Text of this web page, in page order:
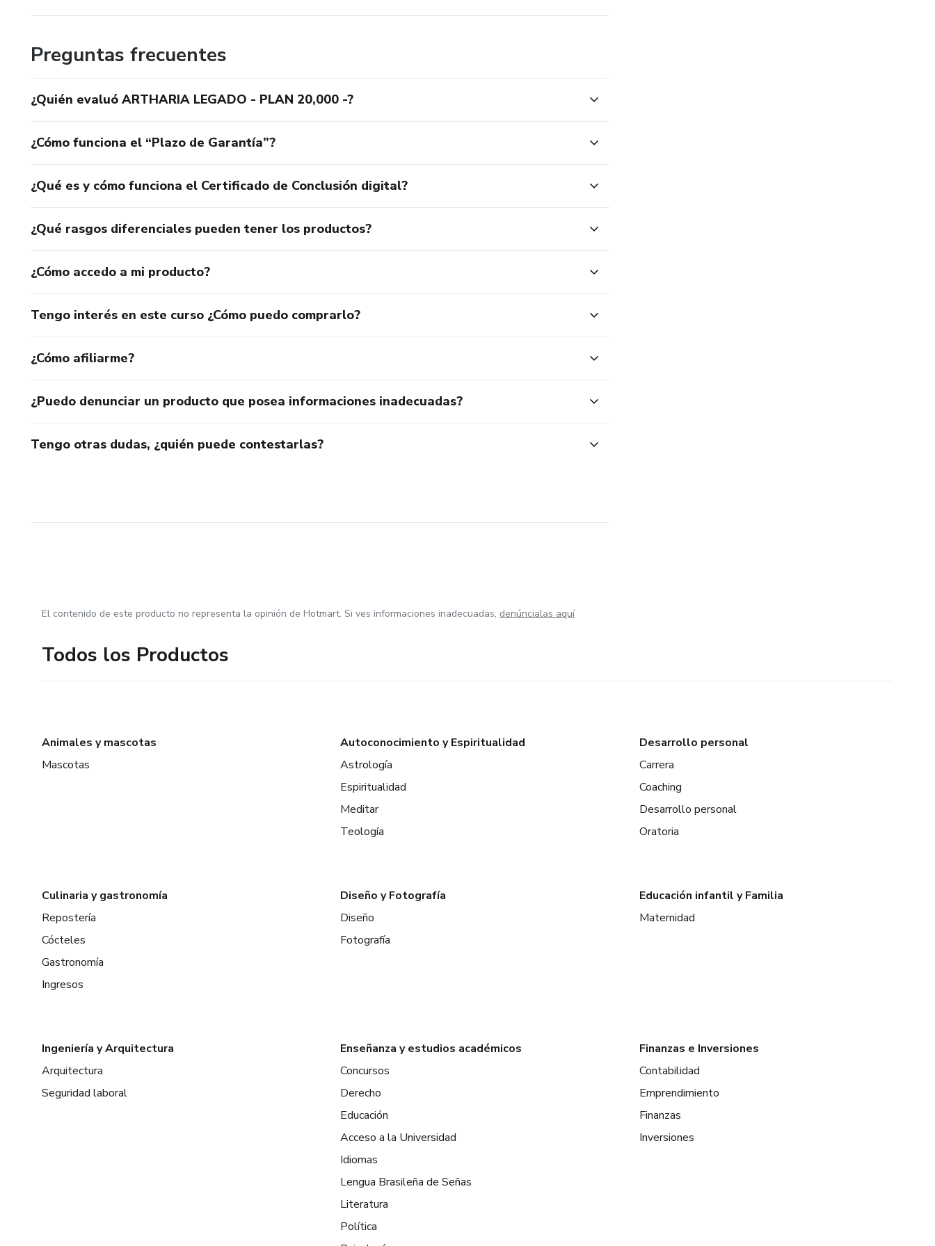
Preguntas frecuentes
¿Quién evaluó ARTHARIA LEGADO - PLAN 20,000 -?
¿Cómo funciona el “Plazo de Garantía”?
¿Qué es y cómo funciona el Certificado de Conclusión digital?
¿Qué rasgos diferenciales pueden tener los productos?
¿Cómo accedo a mi producto?
Tengo interés en este curso ¿Cómo puedo comprarlo?
¿Cómo afiliarme?
¿Puedo denunciar un producto que posea informaciones inadecuadas?
Tengo otras dudas, ¿quién puede contestarlas?
El contenido de este producto no representa la opinión de Hotmart. Si ves informaciones inadecuadas, denúncialas aquí
Todos los Productos
Animales y mascotas
Mascotas
Autoconocimiento y Espiritualidad
Astrología
Espiritualidad
Meditar
Teología
Desarrollo personal
Carrera
Coaching
Desarrollo personal
Oratoria
Culinaria y gastronomía
Repostería
Cócteles
Gastronomía
Ingresos
Diseño y Fotografía
Diseño
Fotografía
Educación infantil y Familia
Maternidad
Ingeniería y Arquitectura
Arquitectura
Seguridad laboral
Enseñanza y estudios académicos
Concursos
Derecho
Educación
Acceso a la Universidad
Idiomas
Lengua Brasileña de Señas
Literatura
Política
Finanzas e Inversiones
Contabilidad
Emprendimiento
Finanzas
Inversiones